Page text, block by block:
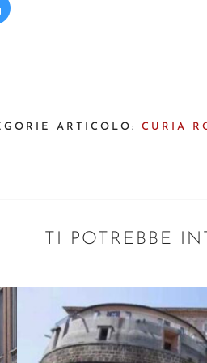
ARTICOLO: CURIA
TI POTREBBE